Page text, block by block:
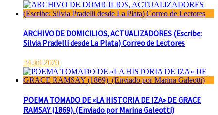
ARCHIVO DE DOMICILIOS, ACTUALIZADORES (Escribe:
Silvia Pradelli desde La Plata) Correo de Lectores
24.Jul 2020
POEMA TOMADO DE «LA HISTORIA DE IZA» DE GRACE
RAMSAY (1869). (Enviado por Marina Galeotti)